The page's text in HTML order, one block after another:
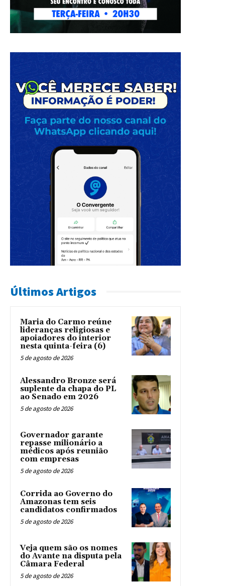
Últimos Artigos
Maria do Carmo reúne
lideranças religiosas e
apoiadores do interior
nesta quinta-feira (6)
5 de agosto de 2026
Alessandro Bronze será
suplente da chapa do PL
ao Senado em 2026
5 de agosto de 2026
Governador garante
repasse milionário a
médicos após reunião
com empresas
5 de agosto de 2026
Corrida ao Governo do
Amazonas tem seis
candidatos confirmados
5 de agosto de 2026
Veja quem são os nomes
do Avante na disputa pela
Câmara Federal
5 de agosto de 2026